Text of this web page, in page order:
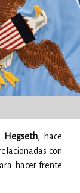
Hegseth, hace
con
hacer frente